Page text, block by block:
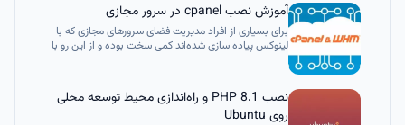
آموزش نصب cpanel در سرور مجازی
برای بسیاری از افراد مدیریت فضای سرورهای مجازی که با
لینوکس پیاده سازی شده‌اند کمی سخت بوده و از این رو با
تعامل با سرور مجازی خود باشید، بهتر است یکی از این
پکیج‌های مدیریتی مانند Cpanel را ...نصب PHP 8.1 و راه‌اندازی محیط توسعه محلی
روی Ubuntu